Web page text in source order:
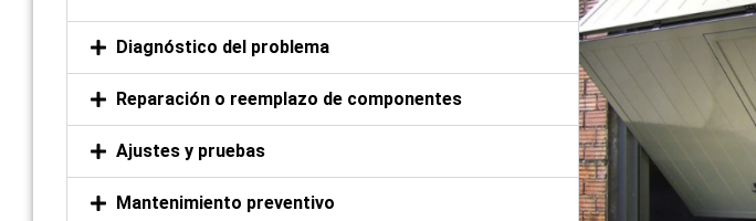
Diagnóstico del problema
Reparación o reemplazo de componentes
Ajustes y pruebas
Mantenimiento preventivo